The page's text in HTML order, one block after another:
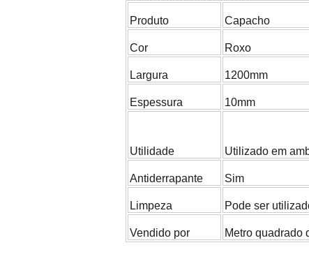
Produto Capacho
Cor Roxo
Largura 1200mm
Espessura 10mm
Utilidade Utilizado em
Antiderrapante Sim
Limpeza Pode ser
Vendido por Metro quadrado